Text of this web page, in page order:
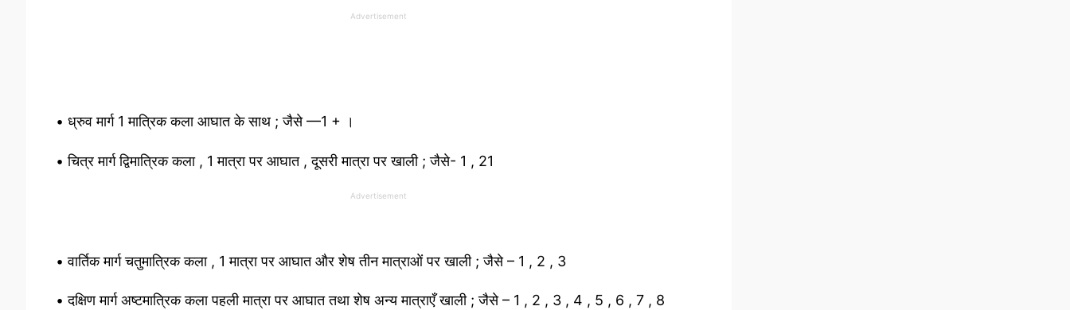
Advertisement
• ध्रुव मार्ग 1 मात्रिक कला आघात के साथ ; जैसे —1 + ।
• चित्र मार्ग द्विमात्रिक कला , 1 मात्रा पर आघात , दूसरी मात्रा पर खाली ; जैसे- 1 , 21
Advertisement
• वार्तिक मार्ग चतुमात्रिक कला , 1 मात्रा पर आघात और शेष तीन मात्राओं पर खाली ; जैसे – 1 , 2 , 3
• दक्षिण मार्ग अष्टमात्रिक कला पहली मात्रा पर आघात तथा शेष अन्य मात्राएँ खाली ; जैसे – 1 , 2 , 3 , 4 , 5 , 6 , 7 , 8